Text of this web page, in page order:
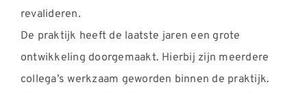
revalideren.
De praktijk heeft de laatste jaren een grote
ontwikkeling doorgemaakt. Hierbij zijn meerdere
collega’s werkzaam geworden binnen de praktijk.